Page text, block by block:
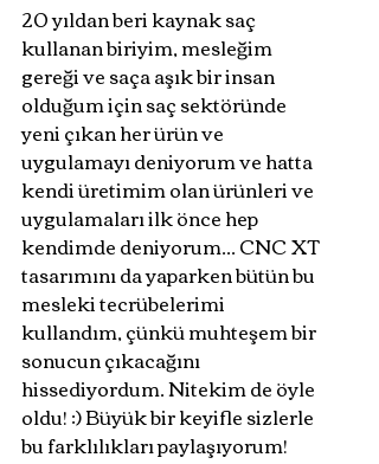
20 yıldan beri kaynak saç
kullanan biriyim, mesleğim
gereği ve saça aşık bir insan
olduğum için saç sektöründe
yeni çıkan her ürün ve
uygulamayı deniyorum ve hatta
kendi üretimim olan ürünleri ve
uygulamaları ilk önce hep
kendimde deniyorum... CNC XT
tasarımını da yaparken bütün bu
mesleki tecrübelerimi
kullandım, çünkü muhteşem bir
sonucun çıkacağını
hissediyordum. Nitekim de öyle
oldu! :) Büyük bir keyifle sizlerle
bu farklılıkları paylaşıyorum!